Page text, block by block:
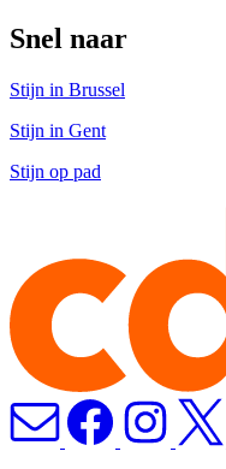
Snel naar
Stijn in Brussel
Stijn in Gent
Stijn op pad